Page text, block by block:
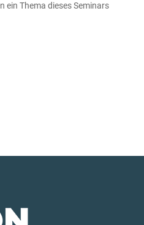
ein Thema dieses Seminars